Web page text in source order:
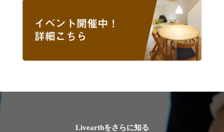
Livearthをさらに知る